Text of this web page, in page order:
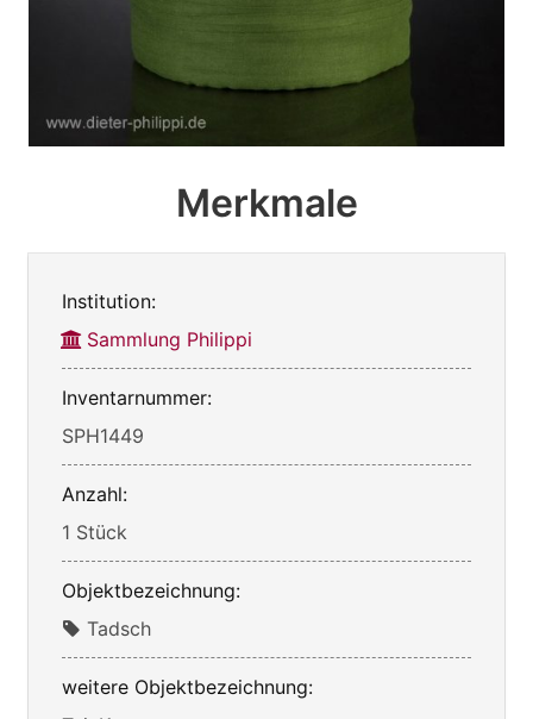
Merkmale
Institution:
Sammlung Philippi
Inventarnummer:
SPH1449
Anzahl:
1 Stück
Objektbezeichnung:
Tadsch
weitere Objektbezeichnung: